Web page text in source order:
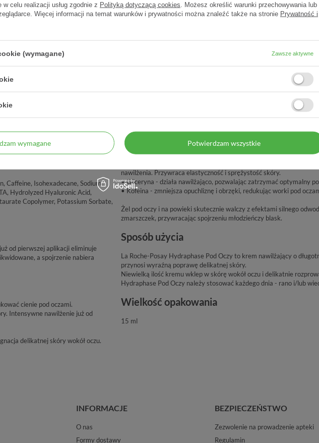
od 2006 r. 98% zadowolonych klientów Certyfikat SSL
Caffeine, Isohexadecane, Sodium
Hydrolyzed Hyaluronic Acid,
Copolymer, Potassium Sorbate,
od pierwszej aplikacji eliminuje
a spojrzenie nabiera
cienie pod oczami.
Intensywne nawilżenie już od
delikatnej skóry wokół oczu.
Połączenie aktywnych składników zapewnia efekt długotrwałego i
• Kwas hialuronowy - poprzez zdolność wiązania nawet do 250
nawilżenia. Przywraca elastyczność i sprężystość skóry.
• Gliceryna - działa nawilżająco, pozwalając zatrzymać optymalny
• Kofeina - zmniejsza opuchliznę i obrzęki, redukując worki pod
Żel pod oczy i na powieki skutecznie walczy z efektami silnego
zmarszczek, przywracając spojrzeniu młodzieńczy blask.
Sposób użycia
La Roche-Posay Hydraphase Pod Oczy to krem nawilżający o
przynosi wyraźną poprawę delikatnej skóry.
Niewielką ilość kremu wklep w skórę wokół oczu i delikatnie
Hydraphase Pod Oczy należy stosować każdego dnia - rano i/lub
Wielkość opakowania
15 ml
INFORMACJE
O nas
Formy dostawy
BEZPIECZEŃSTWO
Zezwolenie na prowadzenie apteki
Regulamin
celu realizacji usług zgodnie z Polityką dotyczącą cookies . Możesz określić warunki przechowywania lub
Więcej informacji na temat warunków i prywatności można znaleźć także na stronie Prywatność i
(wymagane) Zawsze aktywne
wymagane Potwierdzam wszystkie